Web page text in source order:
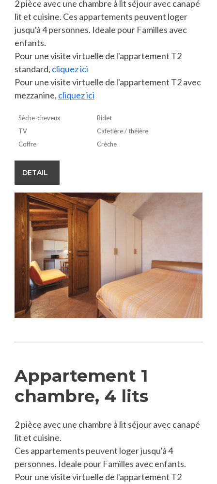
2 pièce avec une chambre à lit séjour avec canapé
lit et cuisine. Ces appartements peuvent loger
jusqu'à 4 personnes. Ideale pour Familles avec
enfants.
Pour une visite virtuelle de l'appartement T2
standard, cliquez ici
Pour une visite virtuelle de l'appartement T2 avec
mezzanine, cliquez ici
Sèche-cheveux
TV
Coffre
Bidet
Cafetière / théière
Crèche
DETAIL
Appartement 1
chambre, 4 lits
2 pièce avec une chambre à lit séjour avec canapé
lit et cuisine.
Ces appartements peuvent loger jusqu'à 4
personnes. Ideale pour Familles avec enfants.
Pour une visite virtuelle de l'appartement T2